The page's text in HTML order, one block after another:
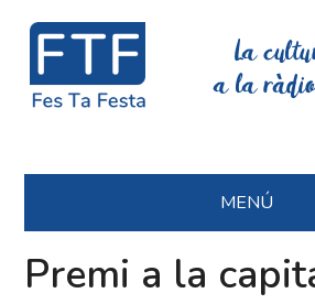
La
a la
MENÚ
Premi a la